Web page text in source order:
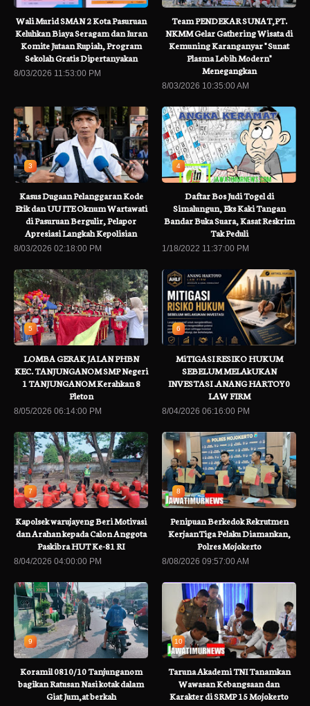
Wali Murid SMAN 2 Kota Pasuruan
Keluhkan Biaya Seragam dan Iuran
Komite Jutaan Rupiah, Program
Sekolah Gratis Dipertanyakan
8/03/2026 11:53:00 PM
Team PENDEKAR SUNAT,PT.
NKMM Gelar Gathering Wisata di
Kemuning Karanganyar " Sunat
Plasma Lebih Modern"
Menegangkan
8/03/2026 10:35:00 AM
3
Kasus Dugaan Pelanggaran Kode
Etik dan UU ITE Oknum Wartawati
di Pasuruan Bergulir, Pelapor
Apresiasi Langkah Kepolisian
8/03/2026 02:18:00 PM
4
Daftar Bos Judi Togel di
Simalungun, Eks Kaki Tangan
Bandar Buka Suara, Kasat Reskrim
Tak Peduli
1/18/2022 11:37:00 PM
5
LOMBA GERAK JALAN PHBN
KEC. TANJUNGANOM SMP Negeri
1 TANJUNGANOM Kerahkan 8
Pleton
8/05/2026 06:14:00 PM
6
MiTIGASI RESIKO HUKUM
SEBELUM MELAkUKAN
INVESTASI .ANANG HARTOY0
LAW FIRM
8/04/2026 06:16:00 PM
7
Kapolsek warujayeng Beri Motivasi
dan Arahan kepada Calon Anggota
Paskibra HUT Ke-81 RI
8/04/2026 04:00:00 PM
8
Penipuan Berkedok Rekrutmen
KerjaanTiga Pelaku Diamankan,
Polres Mojokerto
8/08/2026 09:57:00 AM
9
Koramil 0810/10 Tanjunganom
bagikan Ratusan Nasi kotak dalam
Giat Jum,at berkah
10
Taruna Akademi TNI Tanamkan
Wawasan Kebangsaan dan
Karakter di SRMP 15 Mojokerto